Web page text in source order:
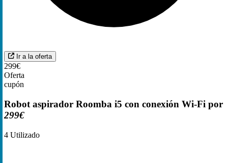
Ir a la oferta
299€
Oferta
cupón
Robot aspirador Roomba i5 con conexión Wi-Fi por
299€
4 Utilizado